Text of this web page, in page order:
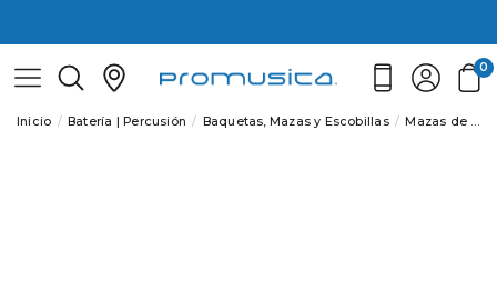
0
Inicio Batería | Percusión Baquetas, Mazas y Escobillas Mazas de vibráfono